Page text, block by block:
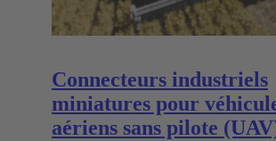
Connecteurs industriels
miniatures pour
aériens sans pilote